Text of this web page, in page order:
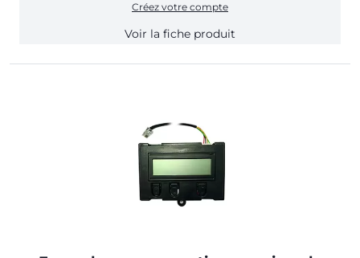
Créez votre compte
Voir la fiche produit